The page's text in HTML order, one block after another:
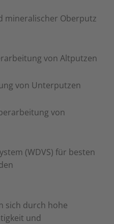
mineralischer Oberputz
von Altputzen
von Unterputzen
von
(WDVS) für besten
sich durch hohe
und